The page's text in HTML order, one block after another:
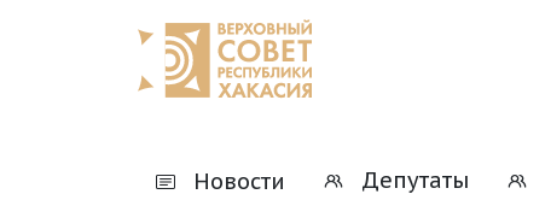
Новости Депутаты